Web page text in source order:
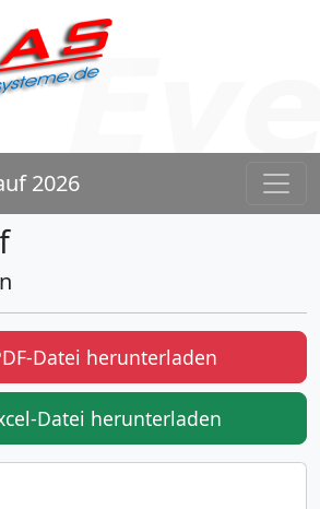
2026
Datei herunterladen
Datei herunterladen